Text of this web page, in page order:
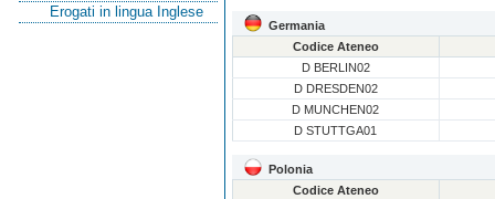
Erogati in lingua Inglese
Germania
Codice Ateneo
D BERLIN02
D DRESDEN02
D MUNCHEN02
D STUTTGA01
Polonia
Codice Ateneo